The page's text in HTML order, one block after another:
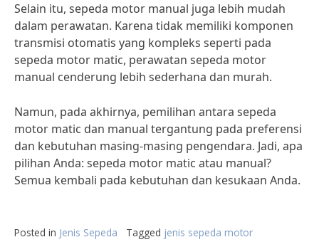
Selain itu, sepeda motor manual juga lebih mudah
dalam perawatan. Karena tidak memiliki komponen
transmisi otomatis yang kompleks seperti pada
sepeda motor matic, perawatan sepeda motor
manual cenderung lebih sederhana dan murah.
Namun, pada akhirnya, pemilihan antara sepeda
motor matic dan manual tergantung pada preferensi
dan kebutuhan masing-masing pengendara. Jadi, apa
pilihan Anda: sepeda motor matic atau manual?
Semua kembali pada kebutuhan dan kesukaan Anda.
Posted in Jenis Sepeda Tagged jenis sepeda motor